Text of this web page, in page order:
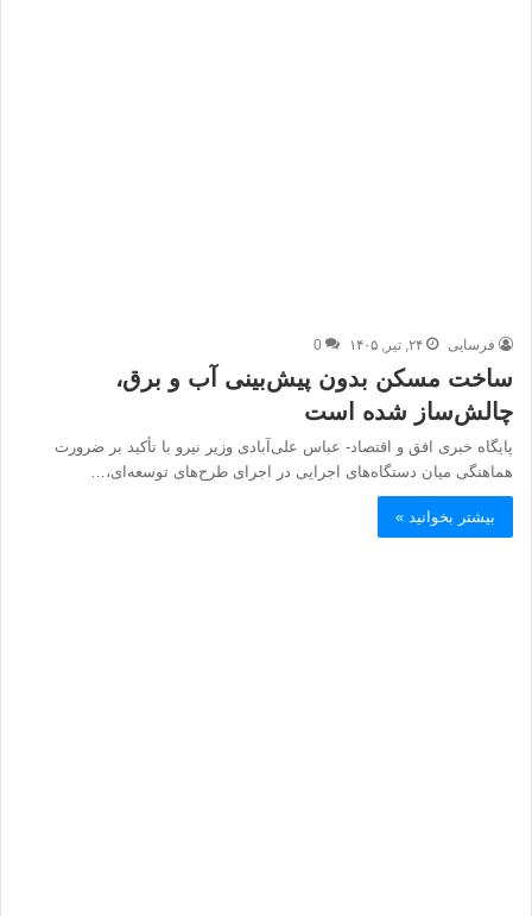
فرسایی ۲۴, تیر, ۱۴۰۵ 0
ساخت مسکن بدون پیش‌بینی آب و برق،
چالش‌ساز شده است
پایگاه خبری افق و اقتصاد- عباس علی‌آبادی وزیر نیرو با تأکید بر ضرورت
هماهنگی میان دستگاه‌های اجرایی در اجرای طرح‌های توسعه‌ای،…
بیشتر بخوانید »